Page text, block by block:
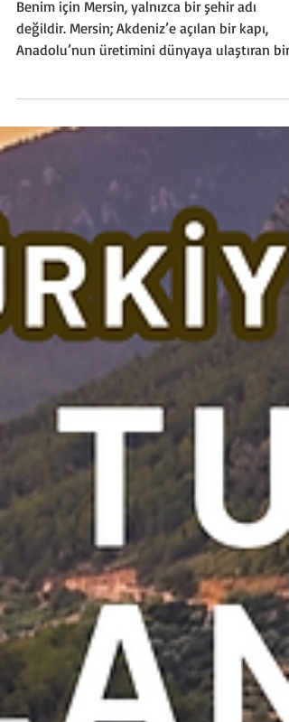
MERSİN: TOPYEKÜN
KALKINMIŞ BİR KENT
Anadolu’nun üretimini dünyaya ulaştıran bir
geçit. Tarımı, sanayisi, limanı, serbest bölgesi,
turizmi, kültürü ve insan zenginliğiyle
Türkiye’nin en önemli kalkınma
merkezlerinden biridir. Mersin’in Potansiyeli
nedenle amacım, Mersin’i yalnızca merkez
ilçeleriyle değil, bütün ilçeleriyle birlikte
düşünmek. Anamur’dan Tarsus’a,
Çamlıyayla’dan Mut’a, Silifke’den Erdemli’ye,
Gülnar’dan Bozy